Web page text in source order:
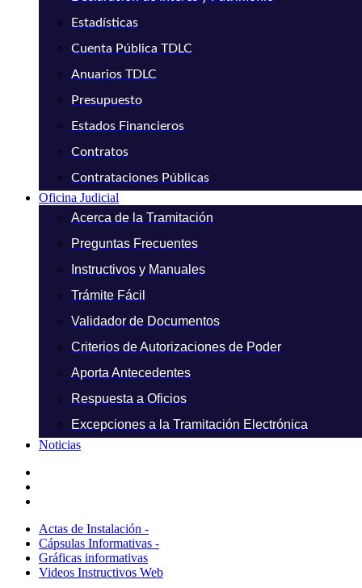
Estadísticas
Cuenta Pública TDLC
Anuarios TDLC
Presupuesto
Estados Financieros
Contratos
Contrataciones Públicas
Oficina Judicial
Acerca de la Tramitación
Preguntas Frecuentes
Instructivos y Manuales
Trámite Fácil
Validador de Documentos
Criterios de Autorizaciones de Poder
Aporta Antecedentes
Respuesta a Oficios
Excepciones a la Tramitación Electrónica
Noticias
Actas de Instalación -
Cápsulas Informativas -
Gráficas informativas
Videos Instructivos Web